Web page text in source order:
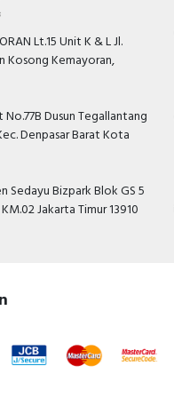
Lt.15 Unit K & L Jl.
Kosong Kemayoran,
No.77B Dusun Tegallantang
Denpasar Barat Kota
Sedayu Bizpark Blok GS 5
Jakarta Timur 13910